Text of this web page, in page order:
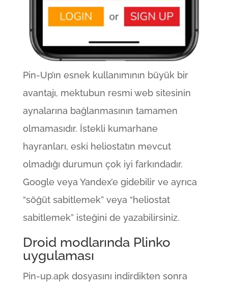
Pin-Up’ın esnek kullanımının büyük bir
avantajı, mektubun resmi web sitesinin
aynalarına bağlanmasının tamamen
olmamasıdır. İstekli kumarhane
hayranları, eski heliostatın mevcut
olmadığı durumun çok iyi farkındadır.
Google veya Yandex’e gidebilir ve ayrıca
“söğüt sabitlemek” veya “heliostat
sabitlemek” isteğini de yazabilirsiniz.
Droid modlarında Plinko
uygulaması
Pin-up.apk dosyasını indirdikten sonra